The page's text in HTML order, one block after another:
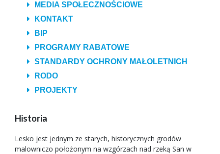
MEDIA SPOŁECZNOŚCIOWE
KONTAKT
BIP
PROGRAMY RABATOWE
STANDARDY OCHRONY MAŁOLETNICH
RODO
PROJEKTY
Historia
Lesko jest jednym ze starych, historycznych grodów
malowniczo położonym na wzgórzach nad rzeką San w